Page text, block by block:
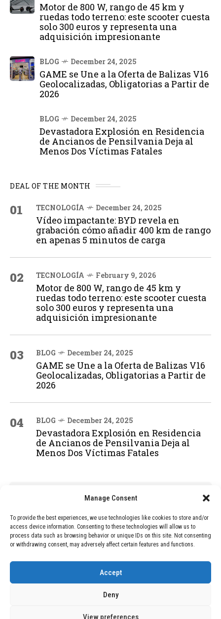
Manage Consent
To provide the best experiences, we use technologies like cookies to store and/or
access device information. Consenting to these technologies will allow us to
process data such as browsing behavior or unique IDs on this site. Not consenting
or withdrawing consent, may adversely affect certain features and functions.
Accept
Deny
View preferences
Motor de 800 W, rango de 45 km y
ruedas todo terreno: este scooter cuesta
solo 300 euros y representa una
adquisición impresionante
BLOG December 24, 2025
GAME se Une a la Oferta de Balizas V16
Geolocalizadas, Obligatorias a Partir de
2026
BLOG December 24, 2025
Devastadora Explosión en Residencia
de Ancianos de Pensilvania Deja al
Menos Dos Víctimas Fatales
DEAL OF THE MONTH
01 TECNOLOGÍA December 24, 2025
Vídeo impactante: BYD revela en
grabación cómo añadir 400 km de rango
en apenas 5 minutos de carga
02 TECNOLOGÍA February 9, 2026
Motor de 800 W, rango de 45 km y
ruedas todo terreno: este scooter cuesta
solo 300 euros y representa una
adquisición impresionante
03 BLOG December 24, 2025
GAME se Une a la Oferta de Balizas V16
Geolocalizadas, Obligatorias a Partir de
2026
04 BLOG December 24, 2025
Devastadora Explosión en Residencia
de Ancianos de Pensilvania Deja al
Menos Dos Víctimas Fatales